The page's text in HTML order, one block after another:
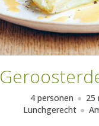
4 personen 25
Lunchgerecht